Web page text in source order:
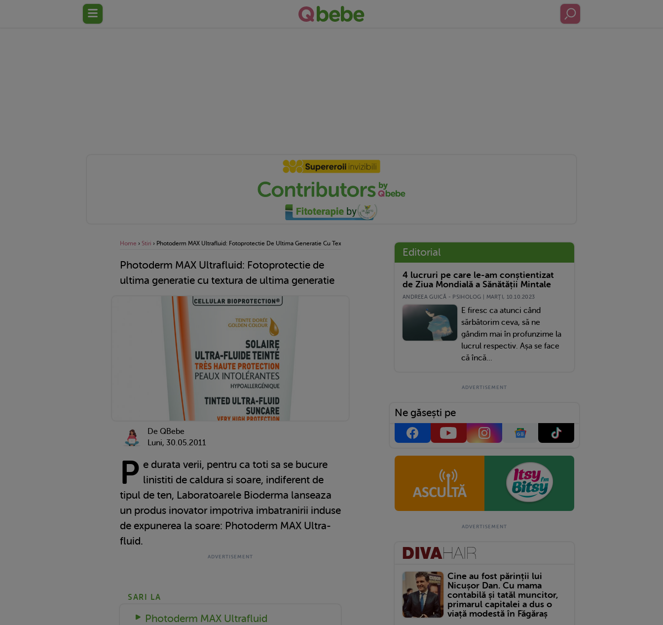
Home › Stiri › Photoderm MAX Ultrafluid: Fotoprotectie De Ultima Generatie Cu Textura De Ultima Generatie
Photoderm MAX Ultrafluid: Fotoprotectie de
ultima generatie cu textura de ultima generatie
De QBebe
Luni, 30.05.2011
P e durata verii, pentru ca toti sa se bucure
linistiti de caldura si soare, indiferent de
tipul de ten, Laboratoarele Bioderma lanseaza
un produs inovator impotriva imbatranirii induse
de expunerea la soare: Photoderm MAX Ultra-
fluid.
SARI LA
Photoderm MAX Ultrafluid
Editorial
4 lucruri pe care le-am conștientizat
de Ziua Mondială a Sănătății Mintale
ANDREEA GUICĂ - PSIHOLOG | MARŢI, 10.10.2023
E firesc ca atunci când
sărbătorim ceva, să ne
gândim mai în profunzime la
lucrul respectiv. Așa se face
că încă...
Ne găsești pe
Cine au fost părinții lui
Nicușor Dan. Cu mama
contabilă și tatăl muncitor,
primarul capitalei a dus o
viață modestă în Făgăraș